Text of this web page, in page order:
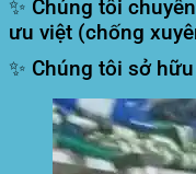
✨ Chúng tôi
ưu việt (chống
✨ Chúng tôi sở